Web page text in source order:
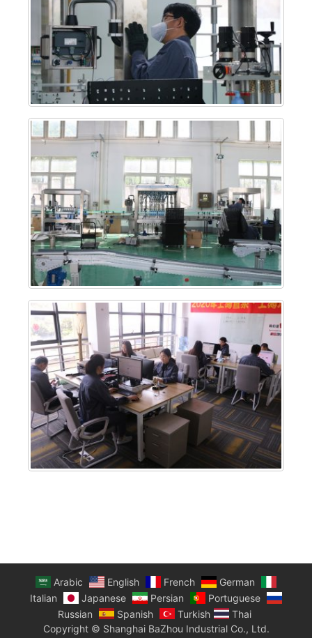
Arabic English French
German
Italian
Japanese Persian
Portuguese
Russian
Spanish Turkish
Thai
Copyright © Shanghai BaZhou Industrial Co., Ltd.